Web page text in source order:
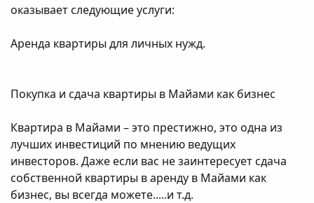
оказывает следующие услуги:
Аренда квартиры для личных нужд.
Покупка и сдача квартиры в Майами как бизнес
Квартира в Майами – это престижно, это одна из
лучших инвестиций по мнению ведущих
инвесторов. Даже если вас не заинтересует сдача
собственной квартиры в аренду в Майами как
бизнес, вы всегда можете.....и т.д.